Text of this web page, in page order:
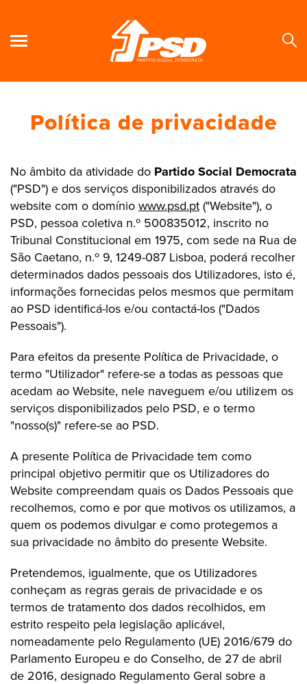
Política de privacidade
No âmbito da atividade do Partido Social Democrata
("PSD") e dos serviços disponibilizados através do
website com o domínio www.psd.pt ("Website"), o
PSD, pessoa coletiva n.º 500835012, inscrito no
Tribunal Constitucional em 1975, com sede na Rua de
São Caetano, n.º 9, 1249-087 Lisboa, poderá recolher
determinados dados pessoais dos Utilizadores, isto é,
informações fornecidas pelos mesmos que permitam
ao PSD identificá-los e/ou contactá-los ("Dados
Pessoais").
Para efeitos da presente Política de Privacidade, o
termo "Utilizador" refere-se a todas as pessoas que
acedam ao Website, nele naveguem e/ou utilizem os
serviços disponibilizados pelo PSD, e o termo
"nosso(s)" refere-se ao PSD.
A presente Política de Privacidade tem como
principal objetivo permitir que os Utilizadores do
Website compreendam quais os Dados Pessoais que
recolhemos, como e por que motivos os utilizamos, a
quem os podemos divulgar e como protegemos a
sua privacidade no âmbito do presente Website.
Pretendemos, igualmente, que os Utilizadores
conheçam as regras gerais de privacidade e os
termos de tratamento dos dados recolhidos, em
estrito respeito pela legislação aplicável,
nomeadamente pelo Regulamento (UE) 2016/679 do
Parlamento Europeu e do Conselho, de 27 de abril
de 2016, designado Regulamento Geral sobre a